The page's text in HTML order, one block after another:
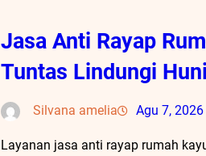
Jasa Anti Rayap
Tuntas Lindungi
Silvana amelia Agu 7, 2026
Layanan jasa anti rayap rumah